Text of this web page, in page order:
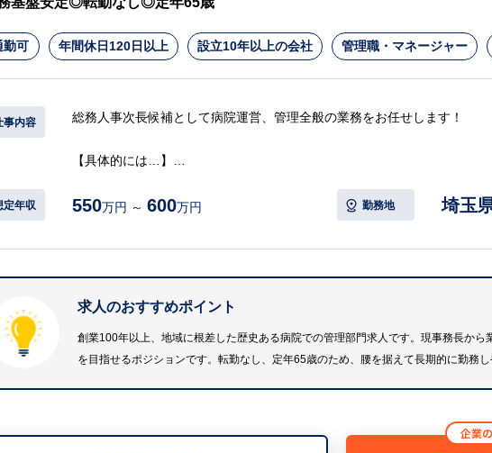
勤可 年間休日120日以上 設立10年以上の会社 管理職・マネージャー
事内容 総務人事次長候補として病院運営、管理全般の業務をお任せします！
【具体的には…】
・人事労務管理
・医事課、各部署との連携
・職員マネジメント、業務改善
・将来的な事務長業務の補佐、引き継ぎ
・その他、病院運営に関わる管理業務
【ヒューレックス求人担当コメント】
定年収 550万円 ～ 600万円 勤務地 埼玉
求人のおすすめポイント
創業100年以上、地域に根差した歴史ある病院での管理部門求人です。現事務長から
を目指せるポジションです。転勤なし、定年65歳のため、腰を据えて長期的に勤務し